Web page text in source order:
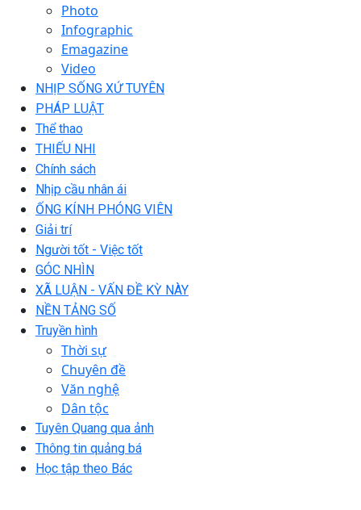
Photo
Infographic
Emagazine
Video
NHỊP SỐNG XỨ TUYÊN
PHÁP LUẬT
Thể thao
THIẾU NHI
Chính sách
Nhịp cầu nhân ái
ỐNG KÍNH PHÓNG VIÊN
Giải trí
Người tốt - Việc tốt
GÓC NHÌN
XÃ LUẬN - VẤN ĐỀ KỲ NÀY
NỀN TẢNG SỐ
Truyền hình
Thời sự
Chuyên đề
Văn nghệ
Dân tộc
Tuyên Quang qua ảnh
Thông tin quảng bá
Học tập theo Bác